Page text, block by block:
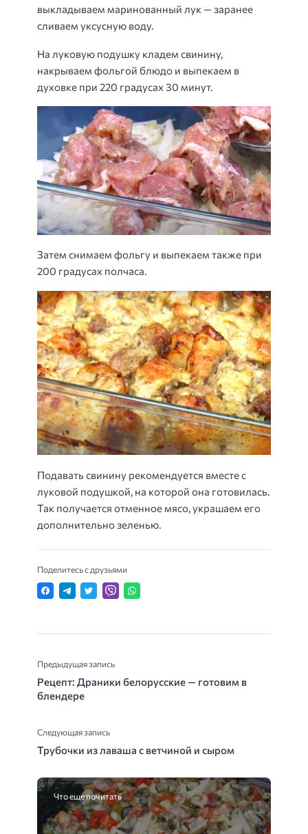
выкладываем маринованный лук — заранее
сливаем уксусную воду.
На луковую подушку кладем свинину,
накрываем фольгой блюдо и выпекаем в
духовке при 220 градусах 30 минут.
Затем снимаем фольгу и выпекаем также при
200 градусах полчаса.
Подавать свинину рекомендуется вместе с
луковой подушкой, на которой она готовилась.
Так получается отменное мясо, украшаем его
дополнительно зеленью.
Поделитесь с друзьями
Предыдущая запись
Рецепт: Драники белорусские — готовим в
блендере
Следующая запись
Трубочки из лаваша с ветчиной и сыром
Что еще почитать